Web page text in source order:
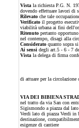
Vista la richiesta P.G. N.
dovendo effettuare lavori di
Rilevato che tale
Verificato il progetto
viabilità urbana ai fini
Ritenuto pertanto
nel contempo, disagi alla
Considerato quanto sopra
Ai sensi degli art.5 - 6 - 7
Vista la delega di firma
di attuare per la
VIA DEI BIBIENA
nel tratto da via San con
Sigismondo a piazza dal
Verdi lato di piazza Verdi in
destinazione,
esigenze di cantiere